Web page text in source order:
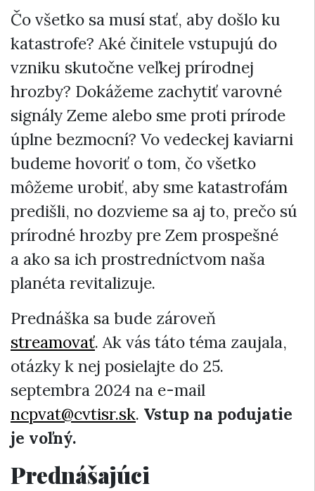
Čo všetko sa musí stať, aby došlo ku
katastrofe? Aké činitele vstupujú do
vzniku skutočne veľkej prírodnej
hrozby? Dokážeme zachytiť varovné
signály Zeme alebo sme proti prírode
úplne bezmocní? Vo vedeckej kaviarni
budeme hovoriť o tom, čo všetko
môžeme urobiť, aby sme katastrofám
predišli, no dozvieme sa aj to, prečo sú
prírodné hrozby pre Zem prospešné
a ako sa ich prostredníctvom naša
planéta revitalizuje.
Prednáška sa bude zároveň
streamovať. Ak vás táto téma zaujala,
otázky k nej posielajte do 25.
septembra 2024 na e-mail
ncpvat@cvtisr.sk. Vstup na podujatie
je voľný.
Prednášajúci